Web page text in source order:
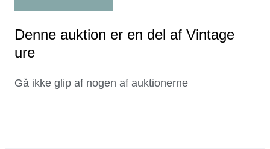
Denne auktion er en del af Vintage
ure
Gå ikke glip af nogen af auktionerne